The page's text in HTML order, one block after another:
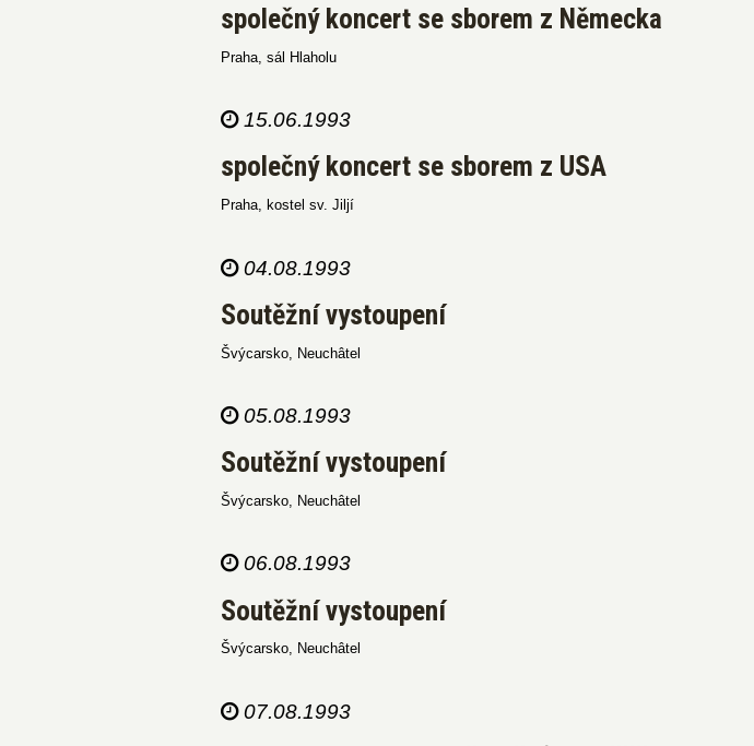
společný koncert se sborem z Německa
Praha, sál Hlaholu
15.06.1993
společný koncert se sborem z USA
Praha, kostel sv. Jiljí
04.08.1993
Soutěžní vystoupení
Švýcarsko, Neuchâtel
05.08.1993
Soutěžní vystoupení
Švýcarsko, Neuchâtel
06.08.1993
Soutěžní vystoupení
Švýcarsko, Neuchâtel
07.08.1993